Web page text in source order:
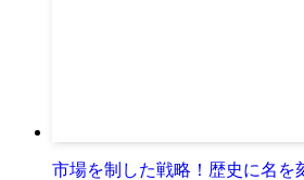
市場を制した戦略！歴史に名を